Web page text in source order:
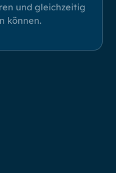
und gleichzeitig
können.